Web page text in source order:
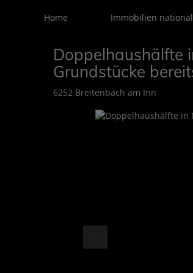
Home Immobilien national
Doppelhaushälfte
Grundstücke
6252 Breitenbach am Inn